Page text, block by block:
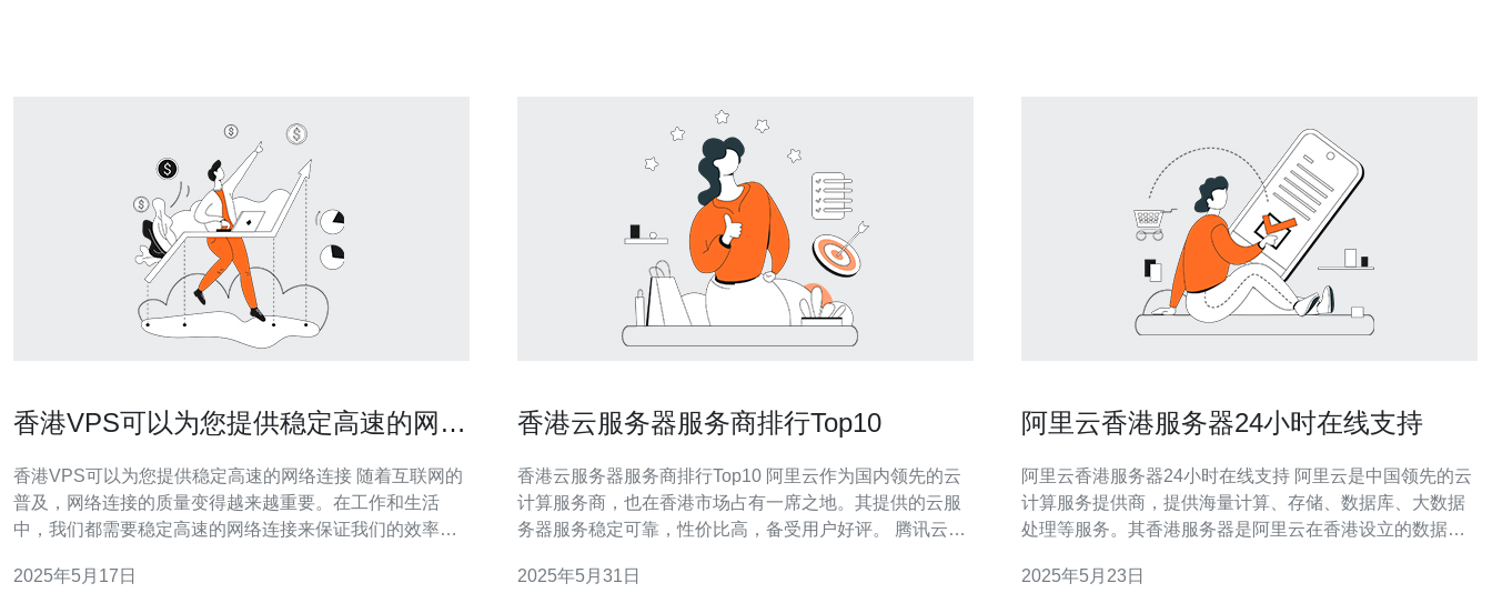
香港VPS可以为您提供稳定高速的网络
香港VPS可以为您提供稳定高速的网络连接 随着互联网的
普及，网络连接的质量变得越来越重要。在工作和生活
中，我们都需要稳定高速的网络连接来保证我们的效率和
提供稳定高速的网络连接。 VPS是Virtual Private Server
2025年5月17日
香港云服务器服务商排行Top10
香港云服务器服务商排行Top10 阿里云作为国内领先的云
计算服务商，也在香港市场占有一席之地。其提供的云服
务器服务稳定可靠，性价比高，备受用户好评。 腾讯云在
有保障，是许多企业的首选云服务器服务商。 华为云作为
2025年5月31日
阿里云香港服务器24小时在线支持
阿里云香港服务器24小时在线支持 阿里云是中国领先的云
计算服务提供商，提供海量计算、存储、数据库、大数据
处理等服务。其香港服务器是阿里云在香港设立的数据中
云香港服务器提供24小时在线支持，用户可以随时联系客
2025年5月23日